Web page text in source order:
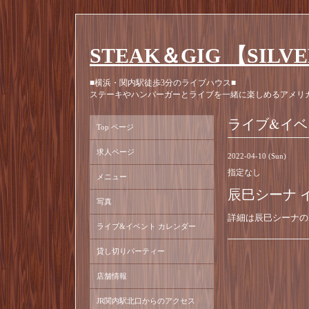
STEAK＆GIG 【
■横浜・関内駅徒歩3分のライブハウス■
ステーキやハンバーガーとライブを一緒に楽しめるアメリ
ライブ&イ
2022-04-10 (Sun)
指定なし
辰巳シーナ
詳細は辰巳シーナ
Top ページ
求人ページ
メニュー
写真
ライブ&イベント カレンダー
貸し切りパーティー
店舗情報
JR関内駅北口からのアクセス